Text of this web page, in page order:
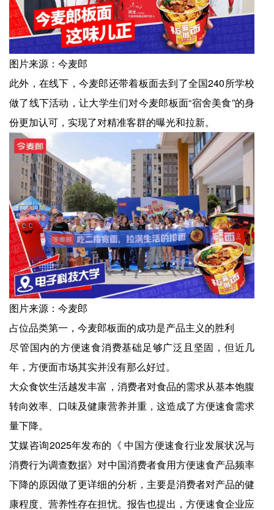
图片来源：今麦郎
此外，在线下，今麦郎还带着板面去到了全国240所学校
做了线下活动，让大学生们对今麦郎板面“宿舍美食”的身
份更加认可，实现了对精准客群的曝光和拉新。
图片来源：今麦郎
占位品类第一，今麦郎板面的成功是产品主义的胜利
尽管国内的方便速食消费基础足够广泛且坚固，但近几
年，方便面市场其实并没有那么好过。
大众食饮生活越发丰富，消费者对食品的需求从基本饱腹
转向效率、口味及健康营养并重，这造成了方便速食需求
量下降。
艾媒咨询2025年发布的《 中国方便速食行业发展状况与
消费行为调查数据》对中国消费者食用方便速食产品频率
下降的原因做了更详细的分析，主要是消费者对产品的健
康程度、营养性存在担忧。报告也提出，方便速食企业应